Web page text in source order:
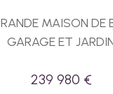
MAISON DE
GARAGE ET
239 980 €